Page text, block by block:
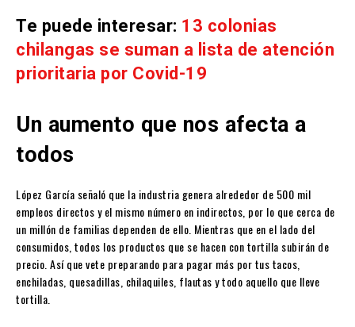
Te puede interesar: 13 colonias
chilangas se suman a lista de atención
prioritaria por Covid-19
Un aumento que nos afecta a
todos
López García señaló que la industria genera alrededor de 500 mil
empleos directos y el mismo número en indirectos, por lo que cerca de
un millón de familias dependen de ello. Mientras que en el lado del
consumidos, todos los productos que se hacen con tortilla subirán de
precio. Así que vete preparando para pagar más por tus tacos,
enchiladas, quesadillas, chilaquiles, flautas y todo aquello que lleve
tortilla.